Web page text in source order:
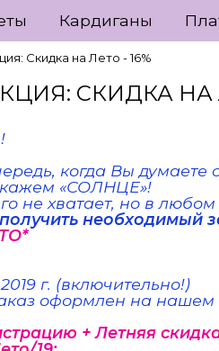
Кардиганы
Скидка на Лето - 16%
СКИДКА НА
когда Вы думаете
«СОЛНЦЕ»!
не хватает, но в
необходимый
г. (включительно!)
оформлен на нашем
+Летняя